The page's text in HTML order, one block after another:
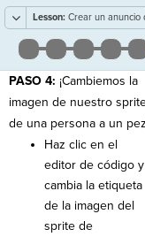
Lesson: Crear un anuncio
público
PASO 4: ¡Cambiemos la
imagen de nuestro
de una persona a un
Haz clic en el
editor de código y
cambia la etiqueta
de la imagen del
sprite de